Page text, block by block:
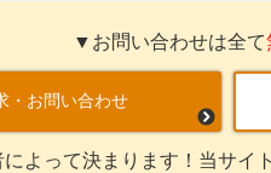
▼お問い合わせは全て
・お問い合わせ
よって決まります！当サイ